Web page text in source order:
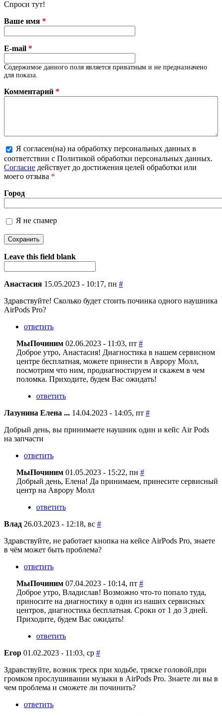
Спроси тут!
Ваше имя *
E-mail *
Содержимое данного поля является приватным и не предназначено
для показа.
Комментарий *
Более подробная информация о текстовых форматах
Я согласен(на) на обработку персональных данных в
соответствии с Политикой обработки персональных данных.
Согласие действует до достижения целей обработки или
моего отзыва *
Город
Я не спамер
Я спамер
Leave this field blank
Анастасия 15.05.2023 - 10:17, пн #
Здравствуйте! Сколько будет стоить починка одного наушника
AirPods Pro?
ответить
МыПочиним 02.06.2023 - 11:03, пт #
Доброе утро, Анастасия! Диагностика в нашем сервисном
центре бесплатная, можете принести в Аврору Молл,
посмотрим что ним, продиагностируем и скажем в чем
поломка. Приходите, будем Вас ожидать!
ответить
Лазунина Елена ... 14.04.2023 - 14:05, пт #
Добрый день, вы принимаете наушник один и кейс Air Pods
на запчасти
ответить
МыПочиним 01.05.2023 - 15:22, пн #
Добрый день, Елена! Да принимаем, принесите сервисный
центр на Аврору Молл
ответить
Влад 26.03.2023 - 12:18, вс #
Здравствуйте, не работает кнопка на кейсе AirPods Pro, знаете
в чём может быть проблема?
ответить
МыПочиним 07.04.2023 - 10:14, пт #
Доброе утро, Владислав! Возможно что-то попало туда,
приносите на диагностику в один из наших сервисных
центров, диагностика бесплатная. Сроки от 1 до 3 дней.
Приходите, будем Вас ожидать!
ответить
Егор 01.02.2023 - 11:03, ср #
Здравствуйте, возник треск при ходьбе, тряске головой,при
громком прослушивании музыки в AirPods Pro. Знаете ли вы в
чем проблема и сможете ли починить?
ответить